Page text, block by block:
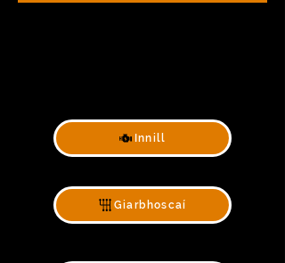
Innill
Giarbhoscaí